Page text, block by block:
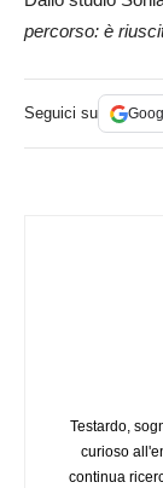
percorso: è
Seguici su
Testardo,
curioso
continua